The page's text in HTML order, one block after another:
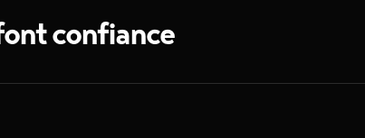
confiance